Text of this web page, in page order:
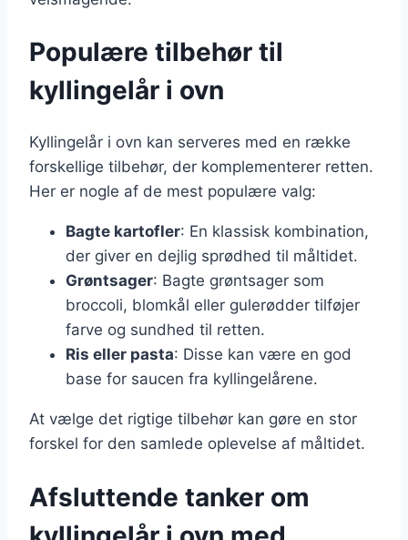
Populære tilbehør til
kyllingelår i ovn
Kyllingelår i ovn kan serveres med en række
forskellige tilbehør, der komplementerer retten.
Her er nogle af de mest populære valg:
Bagte kartofler: En klassisk kombination,
der giver en dejlig sprødhed til måltidet.
Grøntsager: Bagte grøntsager som
broccoli, blomkål eller gulerødder tilføjer
farve og sundhed til retten.
Ris eller pasta: Disse kan være en god
base for saucen fra kyllingelårene.
At vælge det rigtige tilbehør kan gøre en stor
forskel for den samlede oplevelse af måltidet.
Afsluttende tanker om